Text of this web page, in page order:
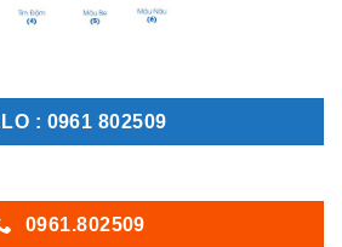
: 0961 802509
0961.802509